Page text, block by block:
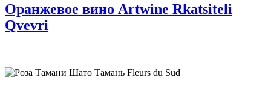
Оранжевое вино Artwine Rkatsiteli
Qvevri